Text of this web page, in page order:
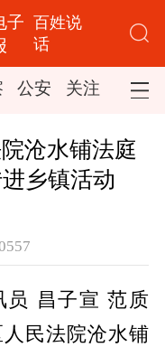
子 百姓说
话
公安 关注 司法
沧水铺法庭
乡镇活动
员 昌子宣 范质
民法院沧水铺